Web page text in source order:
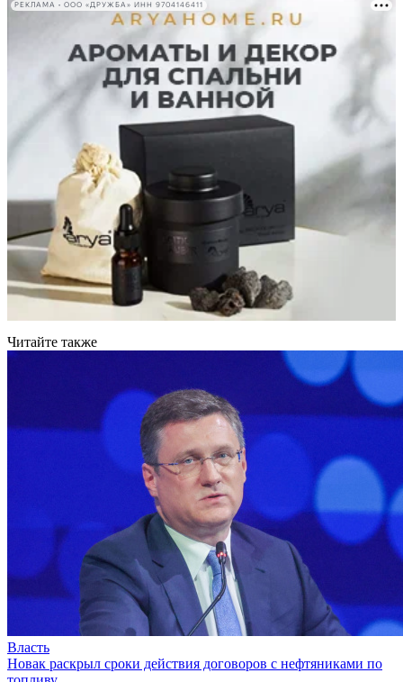
РЕКЛАМА • ООО «ДРУЖБА» ИНН 9704146411
Читайте также
Власть
Новак раскрыл сроки действия договоров с нефтяниками по